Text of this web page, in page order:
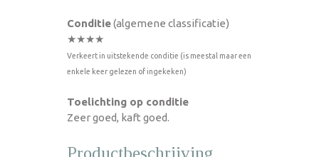
Conditie(algemene classificatie)
★★★★
Verkeert in uitstekende conditie (is meestal maar een
enkele keer gelezen of ingekeken)
Toelichting op conditie
Zeer goed, kaft goed.
Productbeschrijving